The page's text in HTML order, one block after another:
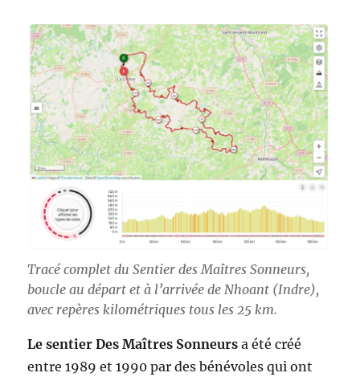
Tracé complet du Sentier des Maîtres Sonneurs,
boucle au départ et à l’arrivée de Nhoant (Indre),
avec repères kilométriques tous les 25 km.
Le sentier Des Maîtres Sonneurs a été créé
entre 1989 et 1990 par des bénévoles qui ont